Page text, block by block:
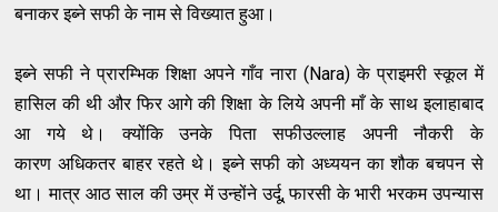
बनाकर इब्ने सफी के नाम से विख्यात हुआ।
इब्ने सफी ने प्रारम्भिक शिक्षा अपने गाँव नारा (Nara) के प्राइमरी स्कूल में
हासिल की थी और फिर आगे की शिक्षा के लिये अपनी माँ के साथ इलाहाबाद
आ गये थे। क्योंकि उनके पिता सफीउल्लाह अपनी नौकरी के
कारण अधिकतर बाहर रहते थे। इब्ने सफी को अध्ययन का शौक बचपन से
था। मात्र आठ साल की उम्र में उन्होंने उर्दू, फारसी के भारी भरकम उपन्यास